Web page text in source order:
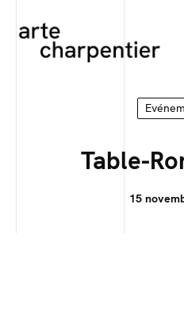
Table-
15